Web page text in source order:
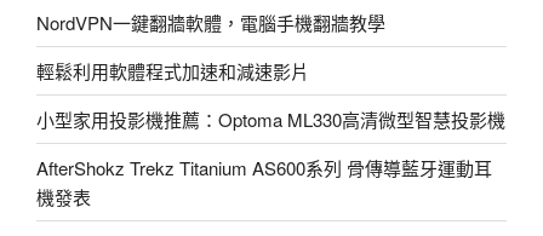
NordVPN一鍵翻牆軟體，電腦手機翻牆教學
輕鬆利用軟體程式加速和減速影片
小型家用投影機推薦：Optoma ML330高清微型智慧投影機
AfterShokz Trekz Titanium AS600系列 骨傳導藍牙運動耳
機發表